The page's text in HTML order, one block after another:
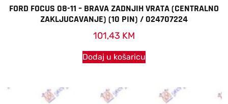
FORD FOCUS 08-11 – BRAVA ZADNJIH VRATA (CENTRALNO
ZAKLJUCAVANJE) (10 PIN) / 024707224
101,43 KM
Dodaj u košaricu